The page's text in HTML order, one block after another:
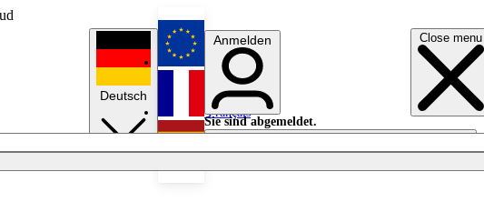
Close menu
Deutsch
English
Français
Anmelden
Sie sind abgemeldet.
Anmelden
Licht aus